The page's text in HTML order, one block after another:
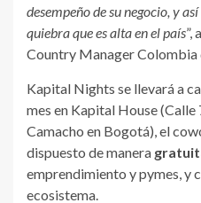
desempeño de su negocio, y
quiebra que es alta en el país”,
Country Manager Colombia
Kapital Nights se llevará a
mes en Kapital House
Camacho en Bogotá), el
dispuesto de manera
emprendimiento y pymes, y
ecosistema.